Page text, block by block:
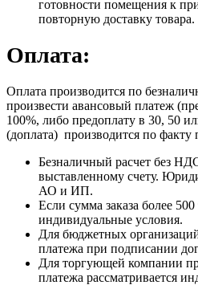
готовности помещения к
повторную доставку товара.
Оплата:
Оплата производится по
произвести авансовый платеж
100%, либо предоплату в 30, 50
(доплата) производится по факту
Безналичный расчет без
выставленному счету.
АО и ИП.
Если сумма заказа более
индивидуальные условия.
Для бюджетных
платежа при подписании
Для торгующей компании
платежа рассматривается